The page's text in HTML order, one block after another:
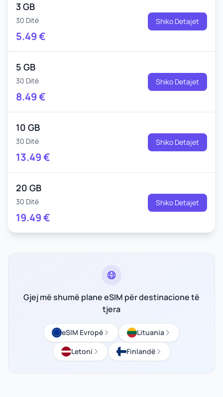
3 GB
30 Ditë
5.49€
Shiko Detajet
5 GB
30 Ditë
8.49€
Shiko Detajet
10 GB
30 Ditë
13.49€
Shiko Detajet
20 GB
30 Ditë
19.49€
Shiko Detajet
Gjej më shumë plane eSIM për destinacione të
tjera
eSIM Evropë
Lituania
Letoni
Finlandë